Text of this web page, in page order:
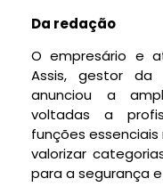
Da redação
O empresário e
Assis, gestor da
anunciou a
voltadas a
funções
valorizar
para a segurança